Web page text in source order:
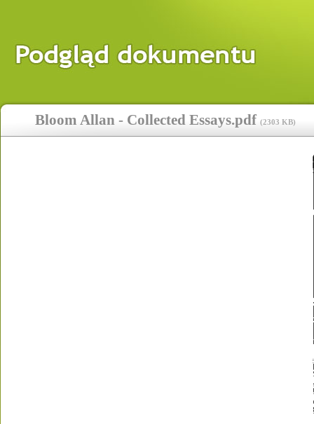
Bloom Allan - Collected Essays.pdf (2303 KB)